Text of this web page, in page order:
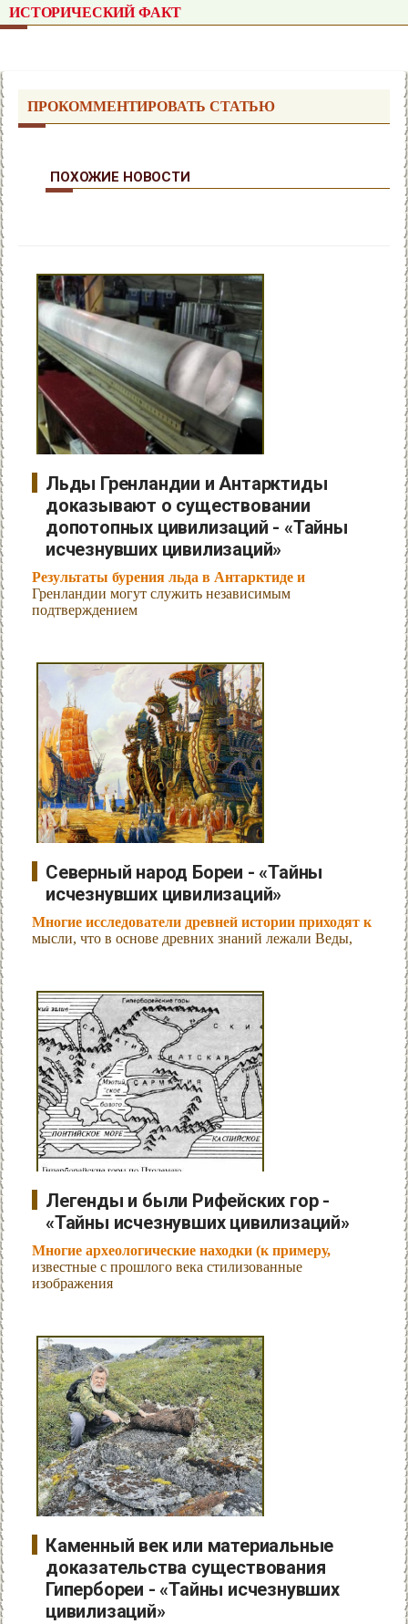
ИСТОРИЧЕСКИЙ ФАКТ
ПРОКОММЕНТИРОВАТЬ СТАТЬЮ
ПОХОЖИЕ НОВОСТИ
Льды Гренландии и Антарктиды
доказывают о существовании
допотопных цивилизаций - «Тайны
исчезнувших цивилизаций»
Результаты бурения льда в Антарктиде и
Гренландии могут служить независимым
подтверждением
Северный народ Бореи - «Тайны
исчезнувших цивилизаций»
Многие исследователи древней истории приходят к
мысли, что в основе древних знаний лежали Веды,
Легенды и были Рифейских гор -
«Тайны исчезнувших цивилизаций»
Многие археологические находки (к примеру,
известные с прошлого века стилизованные
изображения
Каменный век или материальные
доказательства существования
Гипербореи - «Тайны исчезнувших
цивилизаций»